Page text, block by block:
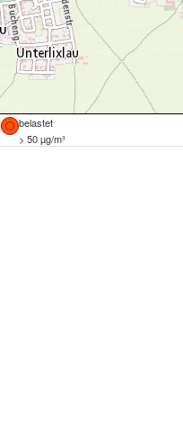
belastet
> 50 µg/m³